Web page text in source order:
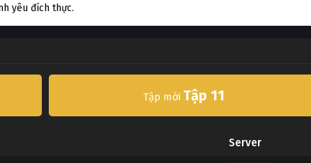
yêu đích thực.
Tập mới Tập 11
Server